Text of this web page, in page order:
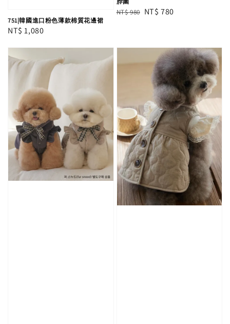
751|韓國進口粉色薄款棉質花邊裙
Regular
NT$ 1,080
Regular
NT$ 980 Sale
NT$ 780